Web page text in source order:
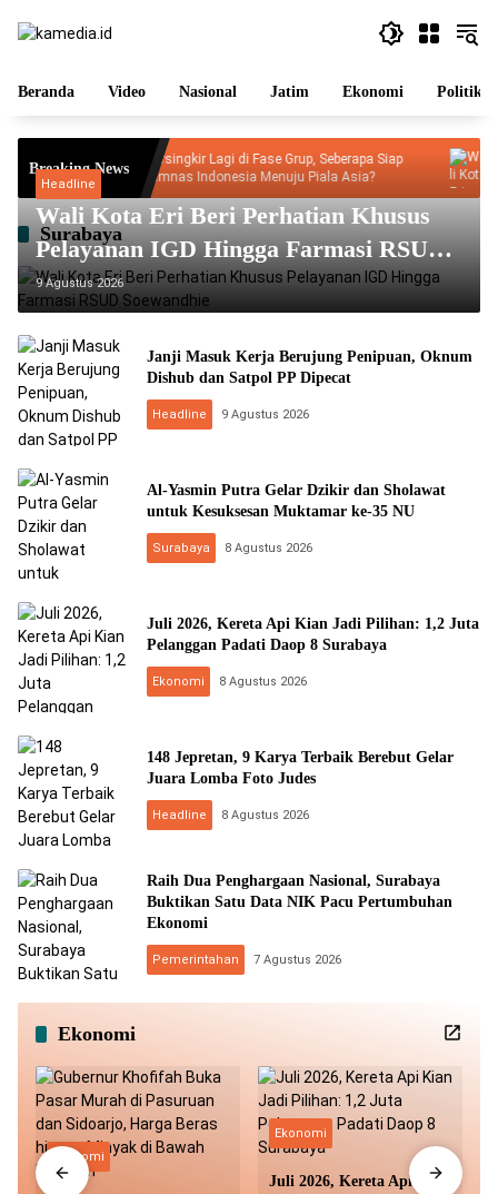
Beranda Video Nasional Jatim Ekonomi Politik
Breaking News
Tersingkir Lagi di Fase Grup, Seberapa Siap
Timnas Indonesia Menuju Piala Asia?
Wali
IGD
Surabaya
Headline
Wali Kota Eri Beri Perhatian Khusus
Pelayanan IGD Hingga Farmasi RSUD
Soewandhie
9 Agustus 2026
Janji Masuk Kerja Berujung Penipuan, Oknum
Dishub dan Satpol PP Dipecat
Headline 9 Agustus 2026
Al-Yasmin Putra Gelar Dzikir dan Sholawat
untuk Kesuksesan Muktamar ke-35 NU
Surabaya 8 Agustus 2026
Juli 2026, Kereta Api Kian Jadi Pilihan: 1,2 Juta
Pelanggan Padati Daop 8 Surabaya
Ekonomi 8 Agustus 2026
148 Jepretan, 9 Karya Terbaik Berebut Gelar
Juara Lomba Foto Judes
Headline 8 Agustus 2026
Raih Dua Penghargaan Nasional, Surabaya
Buktikan Satu Data NIK Pacu Pertumbuhan
Ekonomi
Pemerintahan 7 Agustus 2026
Ekonomi
Ekonomi
Ekonomi
Juli 2026, Kereta Api Kian